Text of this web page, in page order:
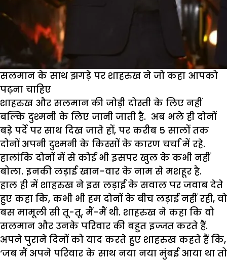
सलमान के साथ झगड़े पर शाहरुख ने जो कहा आपको
पढ़ना चाहिए
शाहरुख और सलमान की जोड़ी दोस्ती के लिए नहीं
बल्कि दुश्मनी के लिए जानी जाती है. अब भले ही दोनों
बड़े पर्दे पर साथ दिख जाते हों, पर करीब 5 सालों तक
दोनों अपनी दुश्मनी के किस्सों के कारण चर्चा में रहे.
हालांकि दोनों में से कोई भी इसपर खुल के कभी नहीं
बोला. इनकी लड़ाई खान-वार के नाम से मशहूर है.
हाल ही में शाहरुख ने इस लड़ाई के सवाल पर जवाब देते
हुए कहा कि, कभी भी हम दोनों के बीच लड़ाई नहीं रही, वो
बस मामूली सी तू-तू, मैं-मैं थी. शाहरुख ने कहा कि वो
सलमान और उनके परिवार की बहुत इज्जत करते हैं.
अपने पुराने दिनों को याद करते हुए शाहरुख कहते हैं कि,
‘जब मैं अपने परिवार के साथ नया नया मुंबई आया था तो